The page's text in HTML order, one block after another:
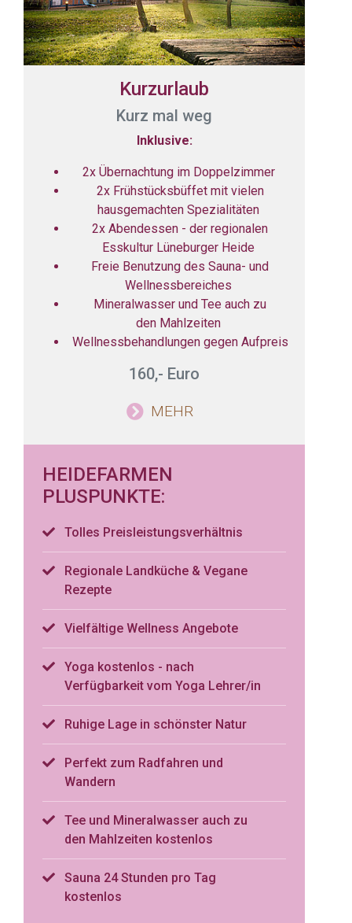
Kurzurlaub
Kurz mal weg
Inklusive:
2x Übernachtung im Doppelzimmer
2x Frühstücksbüffet mit vielen
hausgemachten Spezialitäten
2x Abendessen - der regionalen
Esskultur Lüneburger Heide
Freie Benutzung des Sauna- und
Wellnessbereiches
Mineralwasser und Tee auch zu
den Mahlzeiten
Wellnessbehandlungen gegen Aufpreis
160,- Euro
MEHR
HEIDEFARMEN
PLUSPUNKTE:
Tolles Preisleistungsverhältnis
Regionale Landküche & Vegane
Rezepte
Vielfältige Wellness Angebote
Yoga kostenlos - nach
Verfügbarkeit vom Yoga Lehrer/in
Ruhige Lage in schönster Natur
Perfekt zum Radfahren und
Wandern
Tee und Mineralwasser auch zu
den Mahlzeiten kostenlos
Sauna 24 Stunden pro Tag
kostenlos